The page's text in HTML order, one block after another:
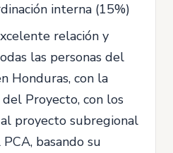
interna (15%)
relación y
las personas del
Honduras, con la
Proyecto, con los
proyecto subregional
basando su